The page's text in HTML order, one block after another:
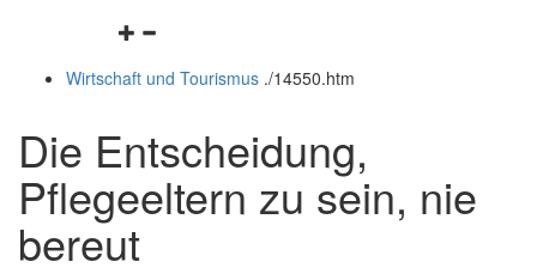
Navigationsmenü
und
Wirtschaft und Tourismus ./14550.htm
Die Entscheidung,
Pflegeeltern zu sein, nie
bereut